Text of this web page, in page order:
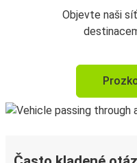
Objevte naši